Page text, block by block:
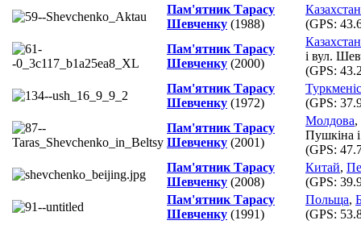
Пам'ятник Тарасу
Шевченку (1988)
Казахстан
(GPS:
Пам'ятник Тарасу
Шевченку (2000)
Казахстан
і вул.
(GPS:
Пам'ятник Тарасу
Шевченку (1972)
(GPS:
Пам'ятник Тарасу
Шевченку (2001)
Молдова,
Пушкіна
(GPS:
Пам'ятник Тарасу
Шевченку (2008)
Китай,
(GPS:
Пам'ятник Тарасу
Шевченку (1991)
Польща,
(GPS: